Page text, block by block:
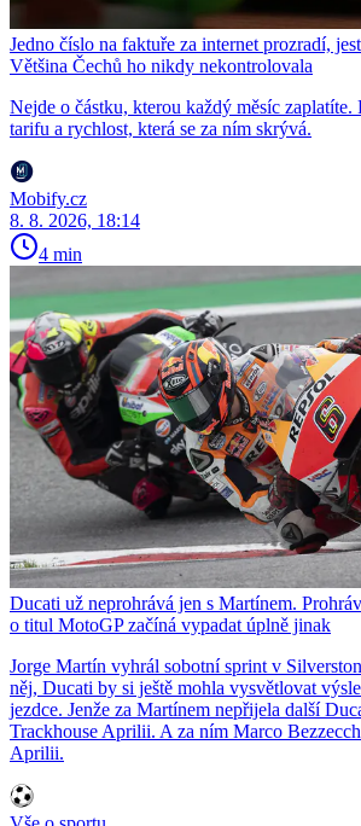
Jedno číslo na faktuře za internet prozradí,
Většina Čechů ho nikdy nekontrolovala
Nejde o částku, kterou každý měsíc
tarifu a rychlost, která se za ním skrývá.
Mobify.cz
8. 8. 2026, 18:14
4 min
Ducati už neprohrává jen s Martínem.
o titul MotoGP začíná vypadat úplně jinak
Jorge Martín vyhrál sobotní sprint v
něj, Ducati by si ještě mohla vysvětlovat
jezdce. Jenže za Martínem nepřijela další
Trackhouse Aprilii. A za ním Marco
Aprilii.